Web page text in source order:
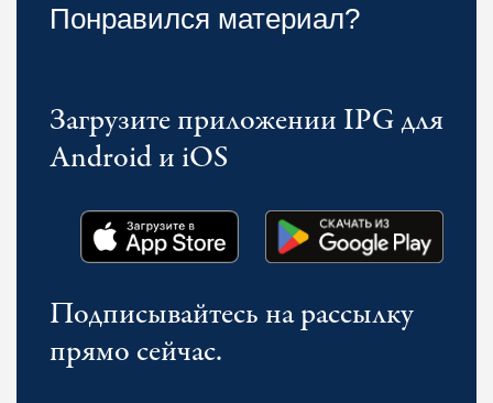
Понравился материал?
Загрузите приложении IPG для
Android и iOS
Подписывайтесь на рассылку
прямо сейчас.